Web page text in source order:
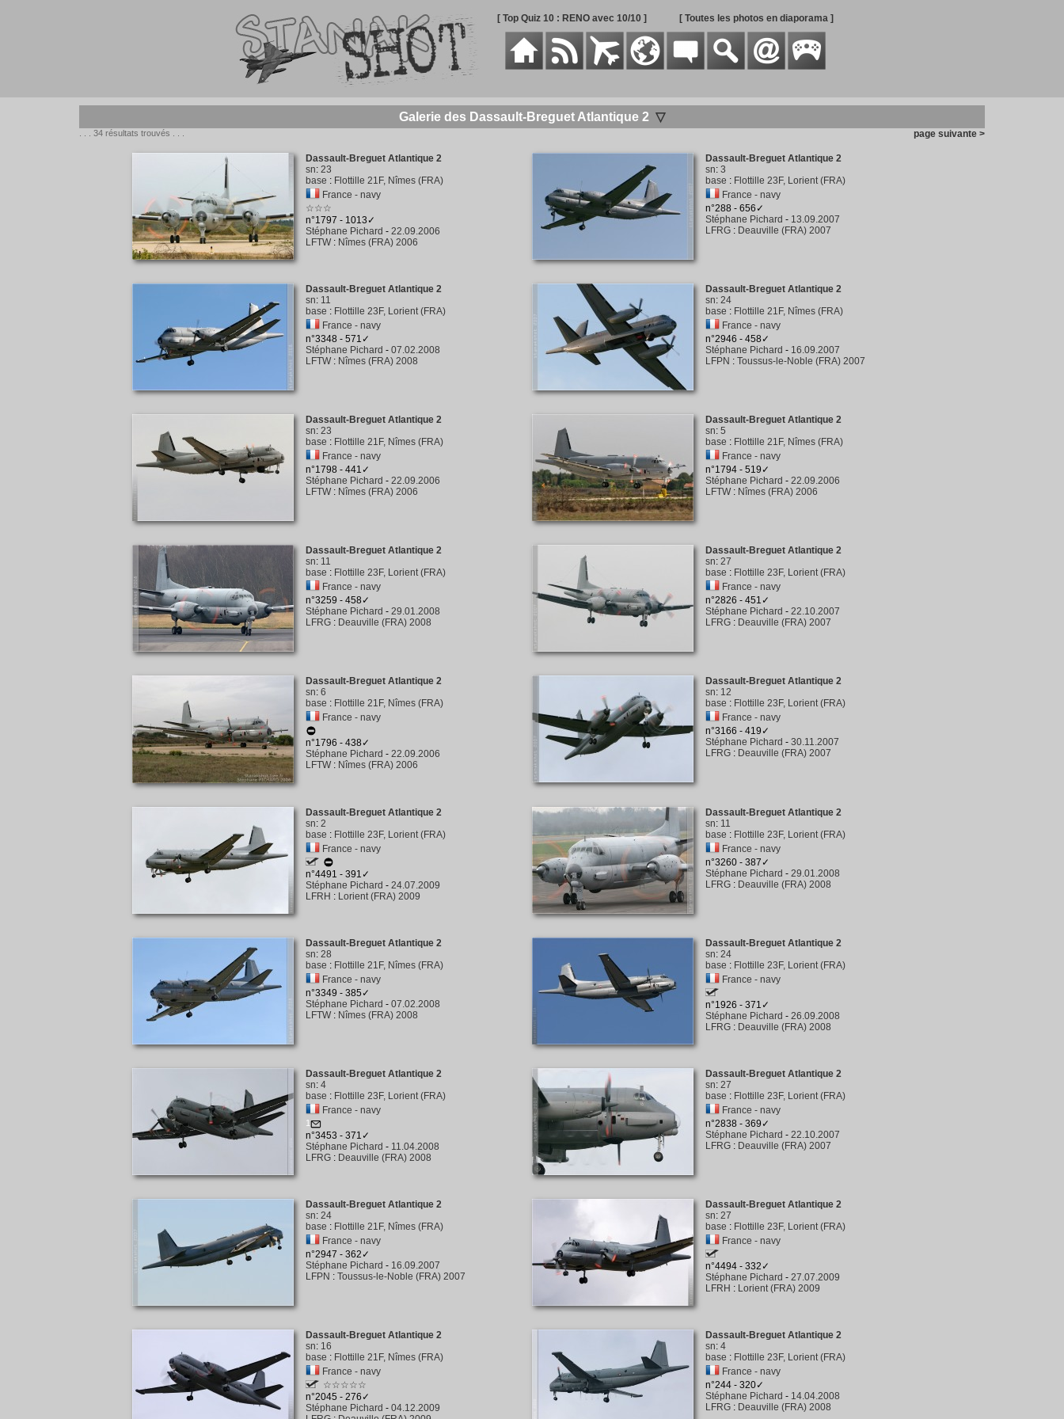
[ Top Quiz 10 : RENO avec 10/10 ] [ Toutes les photos en diaporama ]
Galerie des Dassault-Breguet Atlantique 2 ▽
. . . 34 résultats trouvés . . . page suivante >
Dassault-Breguet Atlantique 2
sn: 23
base : Flottille 21F, Nîmes (FRA)
France - navy
☆☆☆
n°1797 - 1013✓
Stéphane Pichard - 22.09.2006
LFTW : Nîmes (FRA) 2006
Dassault-Breguet Atlantique 2
sn: 3
base : Flottille 23F, Lorient (FRA)
France - navy
n°288 - 656✓
Stéphane Pichard - 13.09.2007
LFRG : Deauville (FRA) 2007
Dassault-Breguet Atlantique 2
sn: 11
base : Flottille 23F, Lorient (FRA)
France - navy
n°3348 - 571✓
Stéphane Pichard - 07.02.2008
LFTW : Nîmes (FRA) 2008
Dassault-Breguet Atlantique 2
sn: 24
base : Flottille 21F, Nîmes (FRA)
France - navy
n°2946 - 458✓
Stéphane Pichard - 16.09.2007
LFPN : Toussus-le-Noble (FRA) 2007
Dassault-Breguet Atlantique 2
sn: 23
base : Flottille 21F, Nîmes (FRA)
France - navy
n°1798 - 441✓
Stéphane Pichard - 22.09.2006
LFTW : Nîmes (FRA) 2006
Dassault-Breguet Atlantique 2
sn: 5
base : Flottille 21F, Nîmes (FRA)
France - navy
n°1794 - 519✓
Stéphane Pichard - 22.09.2006
LFTW : Nîmes (FRA) 2006
Dassault-Breguet Atlantique 2
sn: 11
base : Flottille 23F, Lorient (FRA)
France - navy
n°3259 - 458✓
Stéphane Pichard - 29.01.2008
LFRG : Deauville (FRA) 2008
Dassault-Breguet Atlantique 2
sn: 27
base : Flottille 23F, Lorient (FRA)
France - navy
n°2826 - 451✓
Stéphane Pichard - 22.10.2007
LFRG : Deauville (FRA) 2007
Dassault-Breguet Atlantique 2
sn: 6
base : Flottille 21F, Nîmes (FRA)
France - navy
n°1796 - 438✓
Stéphane Pichard - 22.09.2006
LFTW : Nîmes (FRA) 2006
Dassault-Breguet Atlantique 2
sn: 12
base : Flottille 23F, Lorient (FRA)
France - navy
n°3166 - 419✓
Stéphane Pichard - 30.11.2007
LFRG : Deauville (FRA) 2007
Dassault-Breguet Atlantique 2
sn: 2
base : Flottille 23F, Lorient (FRA)
France - navy
n°4491 - 391✓
Stéphane Pichard - 24.07.2009
LFRH : Lorient (FRA) 2009
Dassault-Breguet Atlantique 2
sn: 11
base : Flottille 23F, Lorient (FRA)
France - navy
n°3260 - 387✓
Stéphane Pichard - 29.01.2008
LFRG : Deauville (FRA) 2008
Dassault-Breguet Atlantique 2
sn: 28
base : Flottille 21F, Nîmes (FRA)
France - navy
n°3349 - 385✓
Stéphane Pichard - 07.02.2008
LFTW : Nîmes (FRA) 2008
Dassault-Breguet Atlantique 2
sn: 24
base : Flottille 23F, Lorient (FRA)
France - navy
n°1926 - 371✓
Stéphane Pichard - 26.09.2008
LFRG : Deauville (FRA) 2008
Dassault-Breguet Atlantique 2
sn: 4
base : Flottille 23F, Lorient (FRA)
France - navy
1
n°3453 - 371✓
Stéphane Pichard - 11.04.2008
LFRG : Deauville (FRA) 2008
Dassault-Breguet Atlantique 2
sn: 27
base : Flottille 23F, Lorient (FRA)
France - navy
n°2838 - 369✓
Stéphane Pichard - 22.10.2007
LFRG : Deauville (FRA) 2007
Dassault-Breguet Atlantique 2
sn: 24
base : Flottille 21F, Nîmes (FRA)
France - navy
n°2947 - 362✓
Stéphane Pichard - 16.09.2007
LFPN : Toussus-le-Noble (FRA) 2007
Dassault-Breguet Atlantique 2
sn: 27
base : Flottille 23F, Lorient (FRA)
France - navy
n°4494 - 332✓
Stéphane Pichard - 27.07.2009
LFRH : Lorient (FRA) 2009
Dassault-Breguet Atlantique 2
sn: 16
base : Flottille 21F, Nîmes (FRA)
France - navy
☆☆☆☆☆
n°2045 - 276✓
Stéphane Pichard - 04.12.2009
Dassault-Breguet Atlantique 2
sn: 4
base : Flottille 23F, Lorient (FRA)
France - navy
n°244 - 320✓
Stéphane Pichard - 14.04.2008
LFRG : Deauville (FRA) 2008